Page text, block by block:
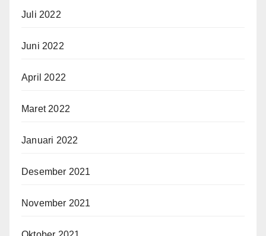
Juli 2022
Juni 2022
April 2022
Maret 2022
Januari 2022
Desember 2021
November 2021